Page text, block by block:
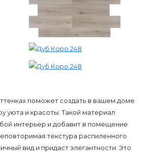
поможет создать в вашем доме
уюта и красоты. Такой материал
интерьер и добавит в помещение
текстура распиленного
вид и придаст элегантности. Это